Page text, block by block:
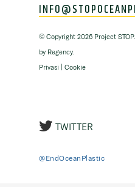
© Copyright 2026 Project
by Regency.
Privasi | Cookie
TWITTER
@EndOceanPlastic